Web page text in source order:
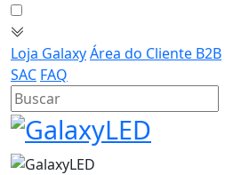
Loja GalaxyÁrea do Cliente B2B
SAC FAQ